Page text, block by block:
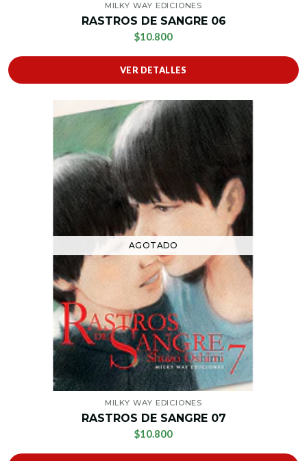
MILKY WAY EDICIONES
RASTROS DE SANGRE 06
$10.800
VER DETALLES
AGOTADO
MILKY WAY EDICIONES
RASTROS DE SANGRE 07
$10.800